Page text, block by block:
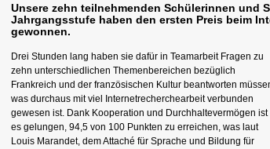
Unsere zehn teilnehmenden Schülerinnen und
Jahrgangsstufe haben den ersten Preis beim
gewonnen.
Drei Stunden lang haben sie dafür in Teamarbeit Fragen zu
zehn unterschiedlichen Themenbereichen bezüglich
Frankreich und der französischen Kultur beantworten
was durchaus mit viel Internetrecherchearbeit verbunden
gewesen ist. Dank Kooperation und Durchhaltevermögen ist
es gelungen, 94,5 von 100 Punkten zu erreichen, was laut
Louis Marandet, dem Attaché für Sprache und Bildung für